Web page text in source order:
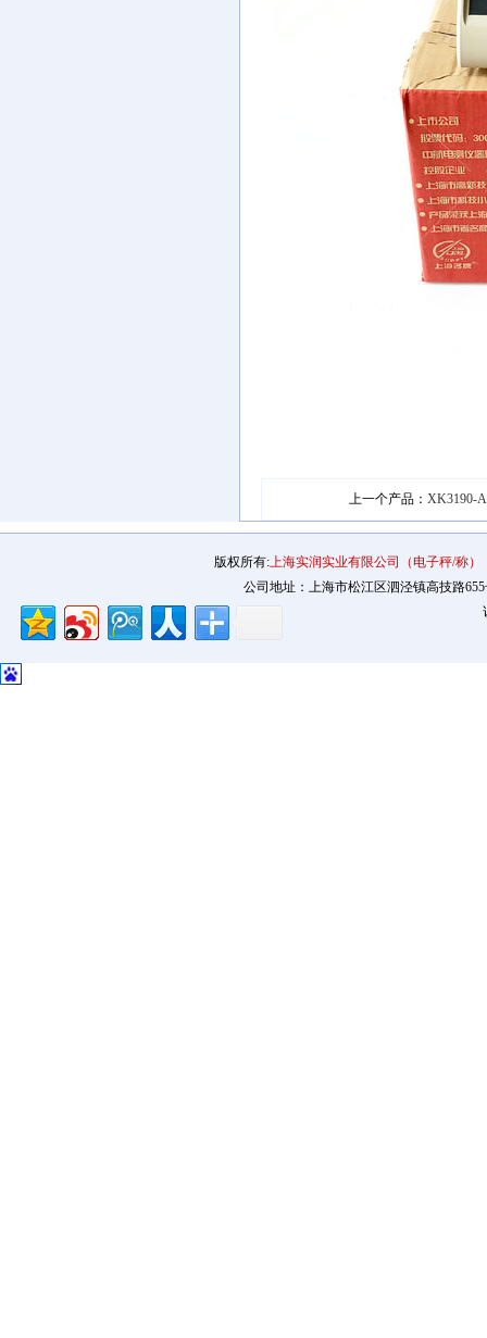
上一个产品： XK3190-
版权所有:上海实润实业有限公司（电子秤/称）
公司地址：上海市松江区泗泾镇高技路655